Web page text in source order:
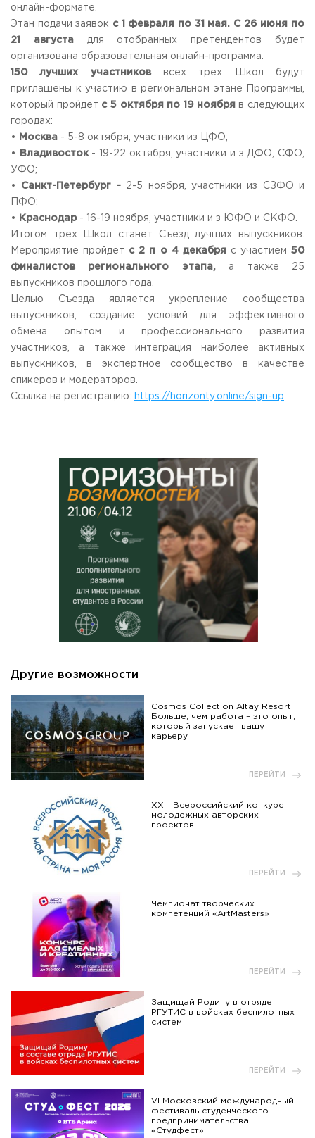
онлайн-формате.
Этан подачи заявок с 1 февраля по 31 мая. С 26 июня по
21 августадля отобранных претендентов будет
организована образовательная онлайн-программа.
150 лучших участниковвсех трех Школ будут
приглашены к участию в региональном этане Программы,
который пройдет с 5 октября по 19 ноября в следующих
городах:
•
Москва - 5-8 октября, участники из ЦФО;
•
Владивосток - 19-22 октября, участники и з ДФО, СФО,
УФО;
• Санкт-Петербург -2-5 ноября, участники из СЗФО и
ПФО;
•
Краснодар- 16-19 ноября, участники и з ЮФО и СКФО.
Итогом трех Школ станет Съезд лучших выпускников.
Мероприятие пройдет с 2 п о 4 декабря с участием50
финалистов регионального этапа, а также 25
выпускников прошлого года.
Целью Съезда является укрепление сообщества
выпускников, создание условий для эффективного
обмена опытом и профессионального развития
участников, а также интеграция наиболее активных
выпускников, в экспертное сообщество в качестве
спикеров и модераторов.
Ссылка на регистрацию: https://horizonty.online/sign-up
Другие возможности
Cosmos Collection Altay Resort:
Больше, чем работа – это опыт,
который запускает вашу
карьеру
ПЕРЕЙТИ
XXIII Всероссийский конкурс
молодежных авторских
проектов
ПЕРЕЙТИ
Чемпионат творческих
компетенций «ArtMasters»
ПЕРЕЙТИ
Защищай Родину в отряде
РГУТИС в войсках беспилотных
систем
ПЕРЕЙТИ
VI Московский международный
фестиваль студенческого
предпринимательства
«Студфест»